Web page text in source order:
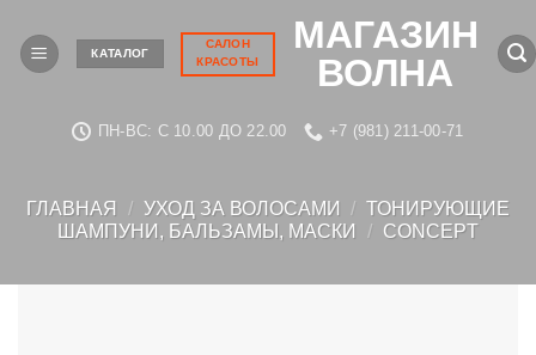
content
МАГАЗИН
ВОЛНА
КАТАЛОГ
САЛОН
КРАСОТЫ
ПН-ВС: C 10.00 ДО 22.00 +7 (981) 211-00-71
ГЛАВНАЯ / УХОД ЗА ВОЛОСАМИ / ТОНИРУЮЩИЕ
ШАМПУНИ, БАЛЬЗАМЫ, МАСКИ
/ CONCEPT